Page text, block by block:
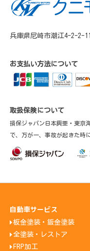
兵庫県尼崎市潮江4-2-2-
お支払い方法について
取扱保険について
損保ジャパン日本興亜・東京
で、万が一、事故が起きた時
自動車サービス
板金塗装・鈑金塗装
全塗装・レストア
FRP加工